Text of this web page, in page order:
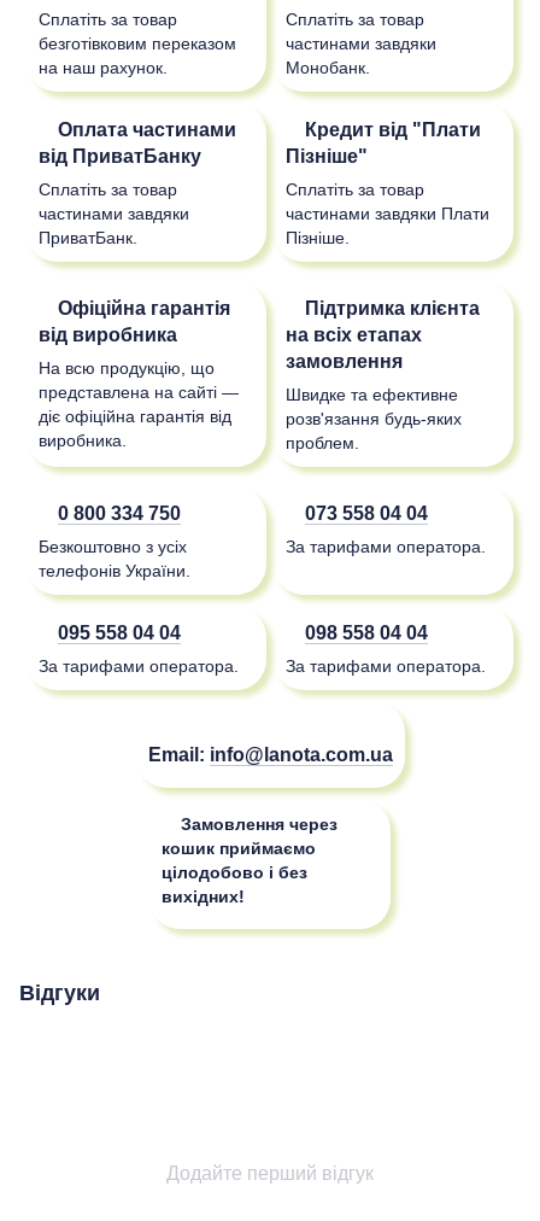
Сплатіть за товар
безготівковим переказом
на наш рахунок.
Сплатіть за товар
частинами завдяки
Монобанк.
Оплата частинами
від ПриватБанку
Сплатіть за товар
частинами завдяки
ПриватБанк.
Кредит від "Плати
Пізніше"
Сплатіть за товар
частинами завдяки Плати
Пізніше.
Офіційна гарантія
від виробника
На всю продукцію, що
представлена на сайті —
діє офіційна гарантія від
виробника.
Підтримка клієнта
на всіх етапах
замовлення
Швидке та ефективне
розв'язання будь-яких
проблем.
0 800 334 750
Безкоштовно з усіх
телефонів України.
073 558 04 04
За тарифами оператора.
095 558 04 04
За тарифами оператора.
098 558 04 04
За тарифами оператора.
Email: info@lanota.com.ua
Замовлення через
кошик приймаємо
цілодобово і без
вихідних!
Відгуки
Додайте перший відгук